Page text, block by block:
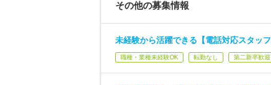
その他の募集情報
未経験から活躍できる【電話対応スタッ
職種・業種未経験OK 転勤なし 第二新卒歓迎